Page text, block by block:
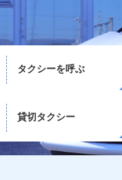
タクシーを呼ぶ
貸切タクシー